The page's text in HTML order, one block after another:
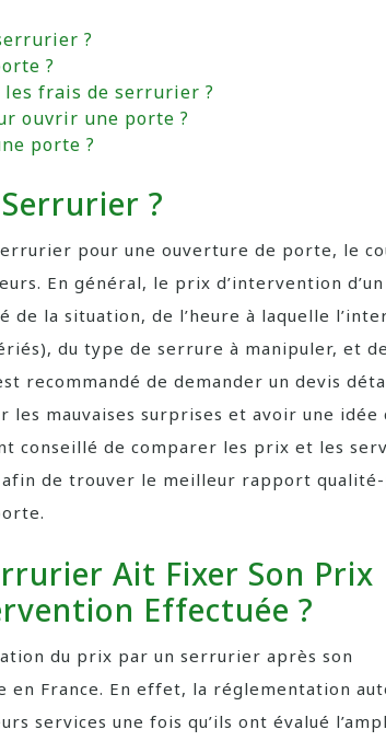
?
?
frais de serrurier ?
ouvrir une porte ?
porte ?
?
pour une ouverture de porte, le
En général, le prix d’intervention d’un
la situation, de l’heure à laquelle
du type de serrure à manipuler, et
recommandé de demander un devis
mauvaises surprises et avoir une idée
conseillé de comparer les prix et les
de trouver le meilleur rapport
Ait Fixer Son Prix
Effectuée ?
du prix par un serrurier après son
France. En effet, la réglementation
services une fois qu’ils ont évalué